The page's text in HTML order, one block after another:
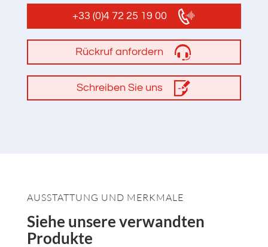
+33 (0)4 72 25 19 00
Rückruf anfordern
Schreiben Sie uns
AUSSTATTUNG UND MERKMALE
Siehe unsere verwandten
Produkte